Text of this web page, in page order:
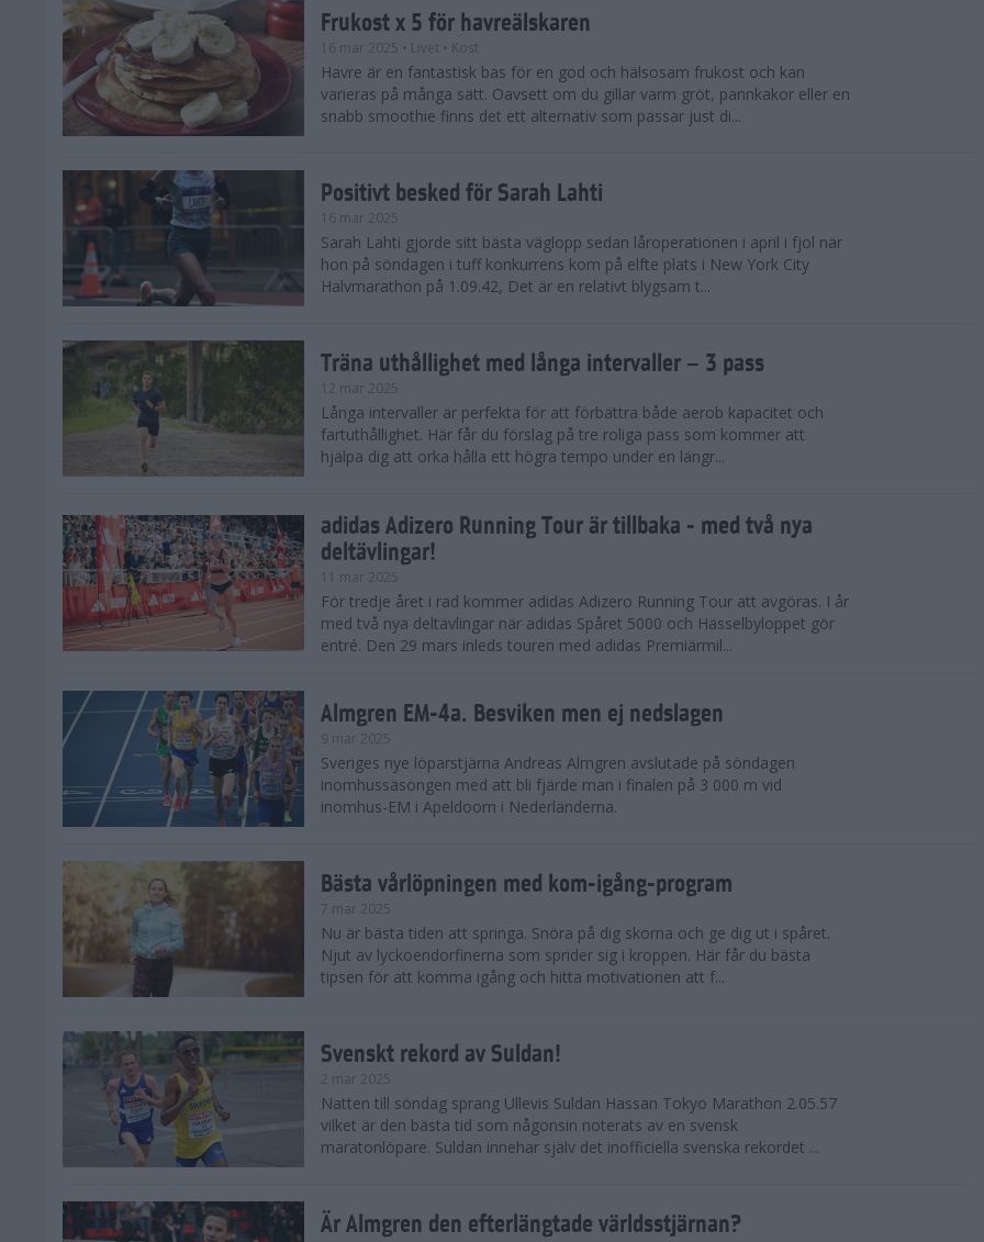
Frukost x 5 för havreälskaren
16 mar 2025 • Livet • Kost
Havre är en fantastisk bas för en god och hälsosam frukost och kan
varieras på många sätt. Oavsett om du gillar varm gröt, pannkakor eller en
snabb smoothie finns det ett alternativ som passar just di...
Positivt besked för Sarah Lahti
16 mar 2025
Sarah Lahti gjorde sitt bästa väglopp sedan låroperationen i april i fjol när
hon på söndagen i tuff konkurrens kom på elfte plats i New York City
Halvmarathon på 1.09.42, Det är en relativt blygsam t...
Träna uthållighet med långa intervaller – 3 pass
12 mar 2025
Långa intervaller är perfekta för att förbättra både aerob kapacitet och
fartuthållighet. Här får du förslag på tre roliga pass som kommer att
hjälpa dig att orka hålla ett högra tempo under en längr...
adidas Adizero Running Tour är tillbaka - med två nya
deltävlingar!
11 mar 2025
För tredje året i rad kommer adidas Adizero Running Tour att avgöras. I år
med två nya deltävlingar när adidas Spåret 5000 och Hässelbyloppet gör
entré. Den 29 mars inleds touren med adidas Premiärmil...
Almgren EM-4a. Besviken men ej nedslagen
9 mar 2025
Sveriges nye löparstjärna Andreas Almgren avslutade på söndagen
inomhussäsongen med att bli fjärde man i finalen på 3 000 m vid
inomhus-EM i Apeldoorn i Nederländerna.
Bästa vårlöpningen med kom-igång-program
7 mar 2025
Nu är bästa tiden att springa. Snöra på dig skorna och ge dig ut i spåret.
Njut av lyckoendorfinerna som sprider sig i kroppen. Här får du bästa
tipsen för att komma igång och hitta motivationen att f...
Svenskt rekord av Suldan!
2 mar 2025
Natten till söndag sprang Ullevis Suldan Hassan Tokyo Marathon 2.05.57
vilket är den bästa tid som någonsin noterats av en svensk
maratonlöpare. Suldan innehar själv det inofficiella svenska rekordet ...
Är Almgren den efterlängtade världsstjärnan?